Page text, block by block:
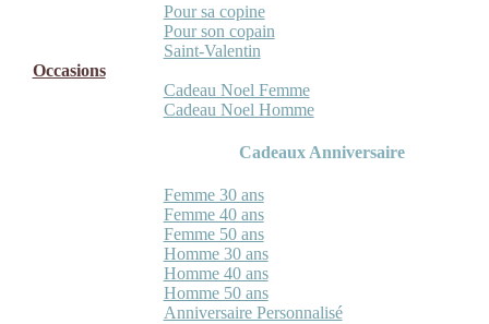
Pour sa copine
Pour son copain
Saint-Valentin
Occasions
Cadeau Noel Femme
Cadeau Noel Homme
Cadeaux Anniversaire
Femme 30 ans
Femme 40 ans
Femme 50 ans
Homme 30 ans
Homme 40 ans
Homme 50 ans
Anniversaire Personnalisé